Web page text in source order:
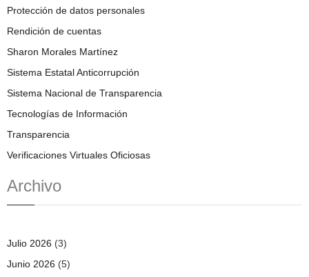
Protección de datos personales
Rendición de cuentas
Sharon Morales Martínez
Sistema Estatal Anticorrupción
Sistema Nacional de Transparencia
Tecnologías de Información
Transparencia
Verificaciones Virtuales Oficiosas
Archivo
Julio 2026 (3)
Junio 2026 (5)